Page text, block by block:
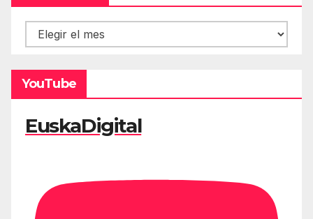
Hemeroteca
YouTube
EuskaDigital